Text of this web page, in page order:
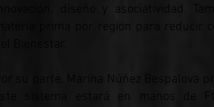
innovación, diseño y asociatividad.
materia prima por región para reducir
Por su parte, Marina Núñez Bespalova
este sistema estará en manos de